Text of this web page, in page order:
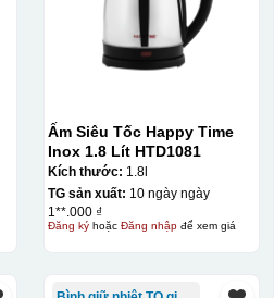
tưởng ép kim và ép nhũ là 2 kỹ
thực chất, 2 kỹ thuật này
Ép nhũ là kỹ thuật ép gia công sau
không cần dùng khuôn mà
cần tạo khuôn ép nên ép nhũ có
Ấm Siêu Tốc Happy Time
Inox 1.8 Lít HTD1081
Kích thước: 1.8l
TG sản xuất: 10 ngày ngày
1**.000 ₫
Đăng kýhoặc Đăng nhậpđể xem giá